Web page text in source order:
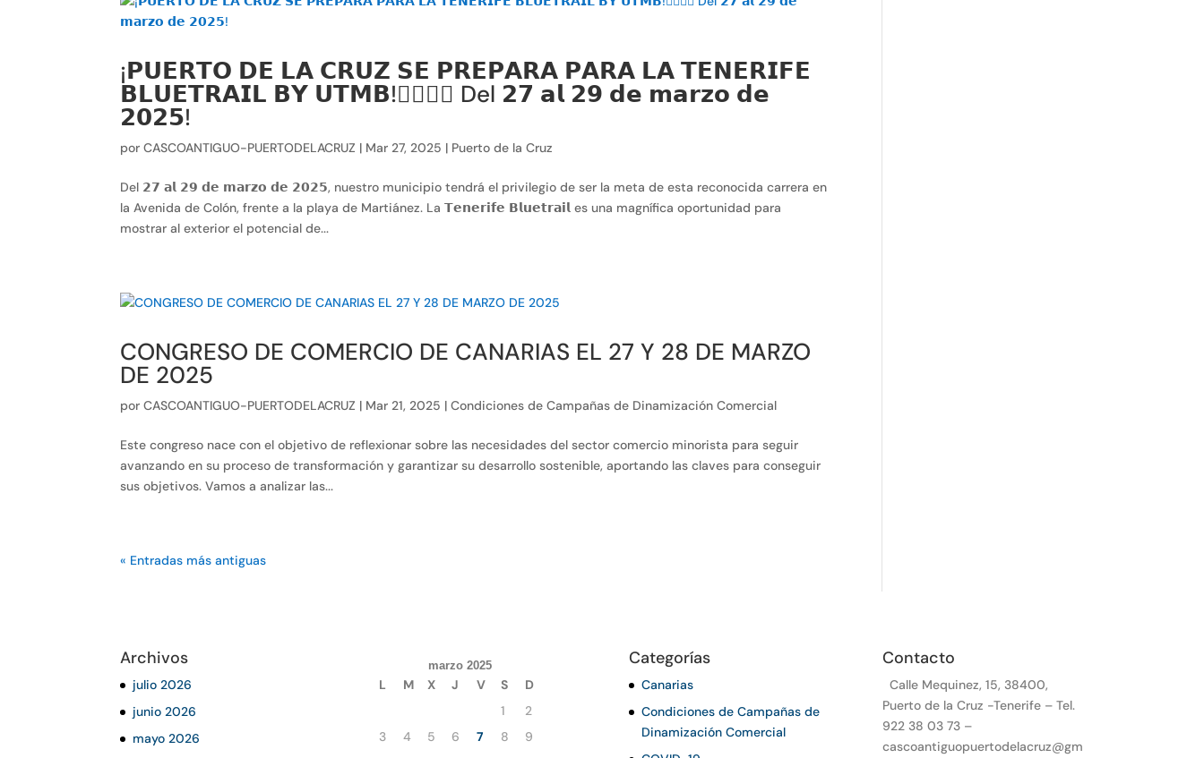
¡𝗣𝗨𝗘𝗥𝗧𝗢 𝗗𝗘 𝗟𝗔 𝗖𝗥𝗨𝗭 𝗦𝗘 𝗣𝗥𝗘𝗣𝗔𝗥𝗔 𝗣𝗔𝗥𝗔 𝗟𝗔 𝗧𝗘𝗡𝗘𝗥𝗜𝗙𝗘
𝗕𝗟𝗨𝗘𝗧𝗥𝗔𝗜𝗟 𝗕𝗬 𝗨𝗧𝗠𝗕!🏃‍♂️🏃‍♀️ Del 𝟮𝟳 𝗮𝗹 𝟮𝟵 𝗱𝗲 𝗺𝗮𝗿𝘇𝗼 𝗱𝗲
𝟮𝟬𝟮𝟱!
porCASCOANTIGUO-PUERTODELACRUZ | Mar 27, 2025 | Puerto de la Cruz
Del 𝟮𝟳 𝗮𝗹 𝟮𝟵 𝗱𝗲 𝗺𝗮𝗿𝘇𝗼 𝗱𝗲 𝟮𝟬𝟮𝟱, nuestro municipio tendrá el privilegio de ser la meta de esta reconocida carrera en
la Avenida de Colón, frente a la playa de Martiánez. La 𝗧𝗲𝗻𝗲𝗿𝗶𝗳𝗲 𝗕𝗹𝘂𝗲𝘁𝗿𝗮𝗶𝗹 es una magnífica oportunidad para
mostrar al exterior el potencial de...
CONGRESO DE COMERCIO DE CANARIAS EL 27 Y 28 DE MARZO
DE 2025
porCASCOANTIGUO-PUERTODELACRUZ | Mar 21, 2025 |Condiciones de Campañas de Dinamización Comercial
Este congreso nace con el objetivo de reflexionar sobre las necesidades del sector comercio minorista para seguir
avanzando en su proceso de transformación y garantizar su desarrollo sostenible, aportando las claves para conseguir
sus objetivos. Vamos a analizar las...
« Entradas más antiguas
Archivos
julio 2026
junio 2026
mayo 2026
marzo 2025
L M X J V S
D
1
2
3
4 5 6 7 8
9
Categorías
Canarias
Condiciones de Campañas de
Dinamización Comercial
Contacto
Calle Mequinez, 15, 38400,
Puerto de la Cruz -Tenerife – Tel.
922 38 03 73 –
cascoantiguopuertodelacruz@gm